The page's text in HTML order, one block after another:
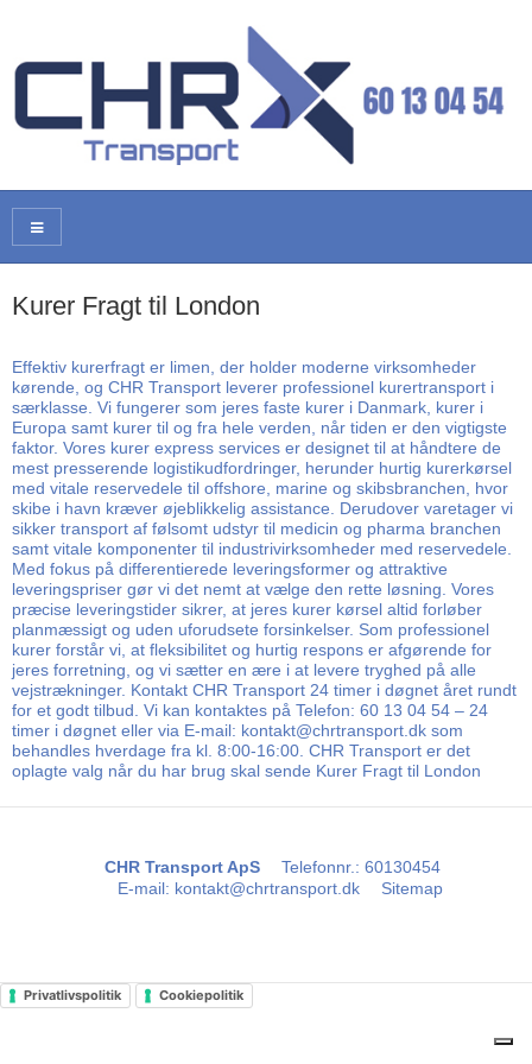
Kurer Fragt til London
Effektiv kurerfragt er limen, der holder moderne virksomheder
kørende, og CHR Transport leverer professionel kurertransport i
særklasse. Vi fungerer som jeres faste kurer i Danmark, kurer i
Europa samt kurer til og fra hele verden, når tiden er den vigtigste
faktor. Vores kurer express services er designet til at håndtere de
mest presserende logistikudfordringer, herunder hurtig kurerkørsel
med vitale reservedele til offshore, marine og skibsbranchen, hvor
skibe i havn kræver øjeblikkelig assistance. Derudover varetager vi
sikker transport af følsomt udstyr til medicin og pharma branchen
samt vitale komponenter til industrivirksomheder med reservedele.
Med fokus på differentierede leveringsformer og attraktive
leveringspriser gør vi det nemt at vælge den rette løsning. Vores
præcise leveringstider sikrer, at jeres kurer kørsel altid forløber
planmæssigt og uden uforudsete forsinkelser. Som professionel
kurer forstår vi, at fleksibilitet og hurtig respons er afgørende for
jeres forretning, og vi sætter en ære i at levere tryghed på alle
vejstrækninger. Kontakt CHR Transport 24 timer i døgnet året rundt
for et godt tilbud. Vi kan kontaktes på Telefon: 60 13 04 54 – 24
timer i døgnet eller via E-mail: kontakt@chrtransport.dk som
behandles hverdage fra kl. 8:00-16:00. CHR Transport er det
oplagte valg når du har brug skal sende Kurer Fragt til London
CHR Transport ApS Telefonnr.: 60130454
E-mail: kontakt@chrtransport.dk Sitemap
Privatlivspolitik Cookiepolitik